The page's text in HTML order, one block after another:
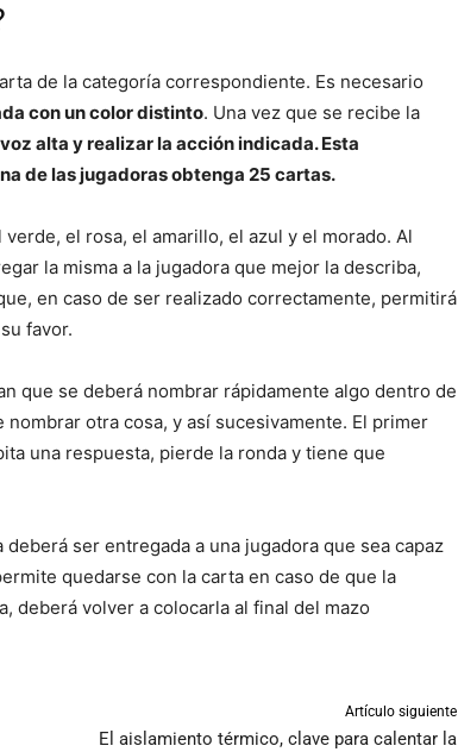
de la categoría correspondiente. Es necesario
con un color distinto. Una vez que se recibe la
alta y realizar la acción indicada. Esta
de las jugadoras obtenga 25 cartas.
el rosa, el amarillo, el azul y el morado. Al
la misma a la jugadora que mejor la describa,
en caso de ser realizado correctamente, permitirá
favor.
que se deberá nombrar rápidamente algo dentro de
otra cosa, y así sucesivamente. El primer
una respuesta, pierde la ronda y tiene que
ser entregada a una jugadora que sea capaz
quedarse con la carta en caso de que la
deberá volver a colocarla al final del mazo
Artículo siguiente
El aislamiento térmico, clave para calentar la